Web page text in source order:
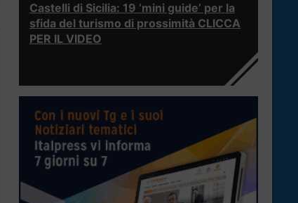
Castelli di Sicilia: 19 ‘mini guide’ per la
sfida del turismo di prossimità CLICCA
PER IL VIDEO